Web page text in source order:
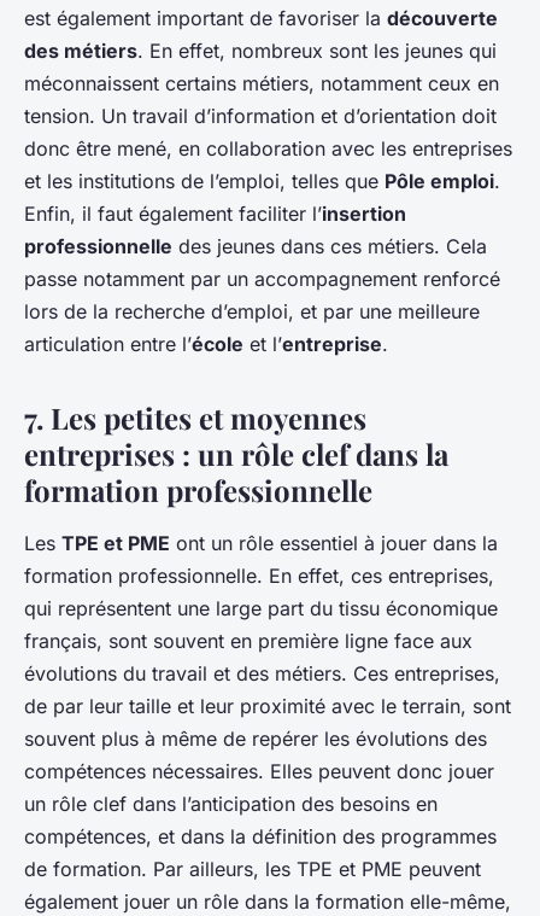
est également important de favoriser la découverte
des métiers. En effet, nombreux sont les jeunes qui
méconnaissent certains métiers, notamment ceux en
tension. Un travail d’information et d’orientation doit
donc être mené, en collaboration avec les entreprises
et les institutions de l’emploi, telles que Pôle emploi.
Enfin, il faut également faciliter l’insertion
professionnelle des jeunes dans ces métiers. Cela
passe notamment par un accompagnement renforcé
lors de la recherche d’emploi, et par une meilleure
articulation entre l’école et l’entreprise.
7. Les petites et moyennes
entreprises : un rôle clef dans la
formation professionnelle
Les TPE et PME ont un rôle essentiel à jouer dans la
formation professionnelle. En effet, ces entreprises,
qui représentent une large part du tissu économique
français, sont souvent en première ligne face aux
évolutions du travail et des métiers. Ces entreprises,
de par leur taille et leur proximité avec le terrain, sont
souvent plus à même de repérer les évolutions des
compétences nécessaires. Elles peuvent donc jouer
un rôle clef dans l’anticipation des besoins en
compétences, et dans la définition des programmes
de formation. Par ailleurs, les TPE et PME peuvent
également jouer un rôle dans la formation elle-même,